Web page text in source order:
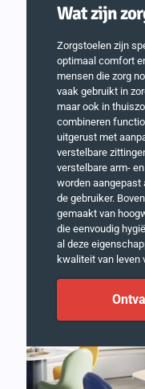
Wat zijn
Zorgstoelen zijn
optimaal comfort
mensen die zorg
vaak gebruikt in
maar ook in
combineren
uitgerust met
verstelbare
verstelbare arm-
worden aangepast
de gebruiker.
gemaakt van
die eenvoudig
al deze
kwaliteit van leven